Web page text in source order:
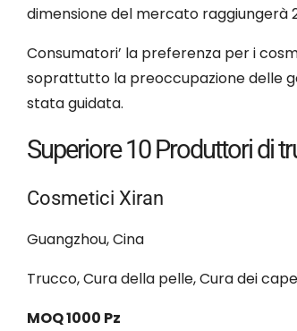
dimensione del mercato raggiungerà
Consumatori’ la preferenza per i
soprattutto la preoccupazione delle
stata guidata.
Superiore 10 Produttori di
Cosmetici Xiran
Guangzhou, Cina
Trucco, Cura della pelle, Cura dei
MOQ 1000 Pz